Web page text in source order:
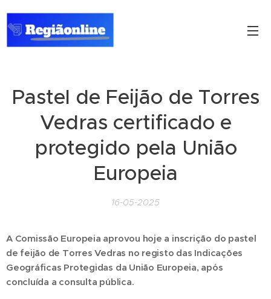
Pastel de Feijão de Torres
Vedras certificado e
protegido pela União
Europeia
16-05-2025
A Comissão Europeia aprovou hoje a inscrição do pastel
de feijão de Torres Vedras no registo das Indicações
Geográficas Protegidas da União Europeia, após
concluída a consulta pública.